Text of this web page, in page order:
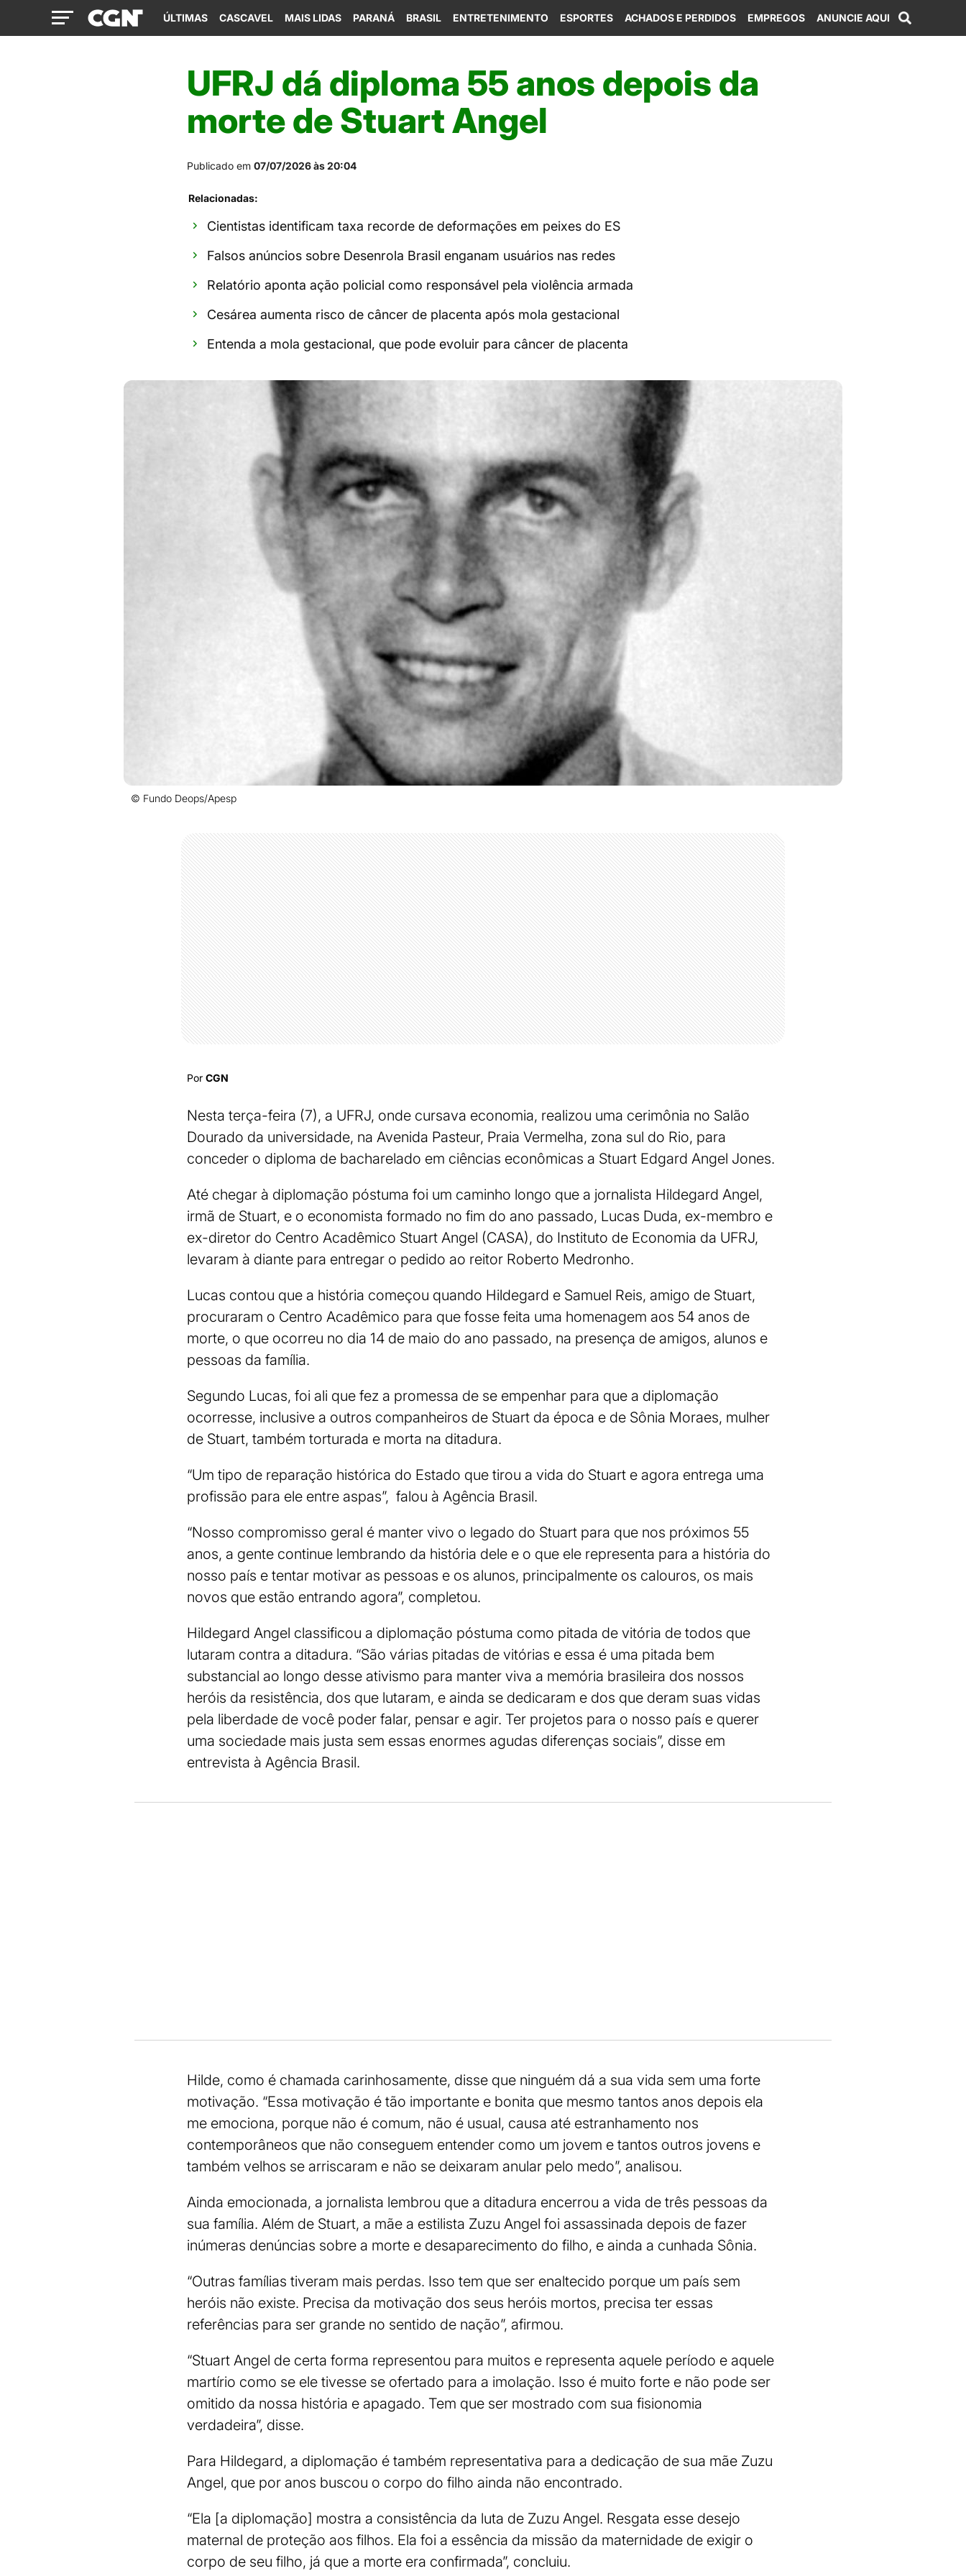
ÚLTIMAS CASCAVEL MAIS LIDAS PARANÁ BRASIL ENTRETENIMENTO ESPORTES ACHADOS E PERDIDOS EMPREGOS ANUNCIE AQUI
UFRJ dá diploma 55 anos depois da
morte de Stuart Angel
Publicado em 07/07/2026 às 20:04
Relacionadas:
Cientistas identificam taxa recorde de deformações em peixes do ES
Falsos anúncios sobre Desenrola Brasil enganam usuários nas redes
Relatório aponta ação policial como responsável pela violência armada
Cesárea aumenta risco de câncer de placenta após mola gestacional
Entenda a mola gestacional, que pode evoluir para câncer de placenta
© Fundo Deops/Apesp
Por CGN
Nesta terça-feira (7), a UFRJ, onde cursava economia, realizou uma cerimônia no Salão
Dourado da universidade, na Avenida Pasteur, Praia Vermelha, zona sul do Rio, para
conceder o diploma de bacharelado em ciências econômicas a Stuart Edgard Angel Jones.
Até chegar à diplomação póstuma foi um caminho longo que a jornalista Hildegard Angel,
irmã de Stuart, e o economista formado no fim do ano passado, Lucas Duda, ex-membro e
ex-diretor do Centro Acadêmico Stuart Angel (CASA), do Instituto de Economia da UFRJ,
levaram à diante para entregar o pedido ao reitor Roberto Medronho.
Lucas contou que a história começou quando Hildegard e Samuel Reis, amigo de Stuart,
procuraram o Centro Acadêmico para que fosse feita uma homenagem aos 54 anos de
morte, o que ocorreu no dia 14 de maio do ano passado, na presença de amigos, alunos e
pessoas da família.
Segundo Lucas, foi ali que fez a promessa de se empenhar para que a diplomação
ocorresse, inclusive a outros companheiros de Stuart da época e de Sônia Moraes, mulher
de Stuart, também torturada e morta na ditadura.
“Um tipo de reparação histórica do Estado que tirou a vida do Stuart e agora entrega uma
profissão para ele entre aspas”, falou à Agência Brasil.
“Nosso compromisso geral é manter vivo o legado do Stuart para que nos próximos 55
anos, a gente continue lembrando da história dele e o que ele representa para a história do
nosso país e tentar motivar as pessoas e os alunos, principalmente os calouros, os mais
novos que estão entrando agora”, completou.
Hildegard Angel classificou a diplomação póstuma como pitada de vitória de todos que
lutaram contra a ditadura. “São várias pitadas de vitórias e essa é uma pitada bem
substancial ao longo desse ativismo para manter viva a memória brasileira dos nossos
heróis da resistência, dos que lutaram, e ainda se dedicaram e dos que deram suas vidas
pela liberdade de você poder falar, pensar e agir. Ter projetos para o nosso país e querer
uma sociedade mais justa sem essas enormes agudas diferenças sociais”, disse em
entrevista à Agência Brasil.
Hilde, como é chamada carinhosamente, disse que ninguém dá a sua vida sem uma forte
motivação. “Essa motivação é tão importante e bonita que mesmo tantos anos depois ela
me emociona, porque não é comum, não é usual, causa até estranhamento nos
contemporâneos que não conseguem entender como um jovem e tantos outros jovens e
também velhos se arriscaram e não se deixaram anular pelo medo”, analisou.
Ainda emocionada, a jornalista lembrou que a ditadura encerrou a vida de três pessoas da
sua família. Além de Stuart, a mãe a estilista Zuzu Angel foi assassinada depois de fazer
inúmeras denúncias sobre a morte e desaparecimento do filho, e ainda a cunhada Sônia.
“Outras famílias tiveram mais perdas. Isso tem que ser enaltecido porque um país sem
heróis não existe. Precisa da motivação dos seus heróis mortos, precisa ter essas
referências para ser grande no sentido de nação”, afirmou.
“Stuart Angel de certa forma representou para muitos e representa aquele período e aquele
martírio como se ele tivesse se ofertado para a imolação. Isso é muito forte e não pode ser
omitido da nossa história e apagado. Tem que ser mostrado com sua fisionomia
verdadeira”, disse.
Para Hildegard, a diplomação é também representativa para a dedicação de sua mãe Zuzu
Angel, que por anos buscou o corpo do filho ainda não encontrado.
“Ela [a diplomação] mostra a consistência da luta de Zuzu Angel. Resgata esse desejo
maternal de proteção aos filhos. Ela foi a essência da missão da maternidade de exigir o
corpo de seu filho, já que a morte era confirmada”, concluiu.